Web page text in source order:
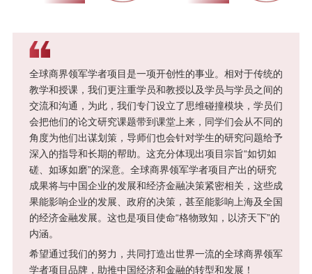
全球商界领军学者项目是一项开创性的事业。相对于传统的
教学和授课，我们更注重学员和教授以及学员与学员之间的
交流和沟通，为此，我们专门设立了思维碰撞模块，学员们
会把他们的论文研究课题带到课堂上来，同学们会从不同的
角度为他们出谋划策，导师们也会针对学生的研究问题给予
深入的指导和长期的帮助。这充分体现出项目宗旨“如切如
磋、如琢如磨”的深意。全球商界领军学者项目产出的研究
成果将与中国企业的发展和经济金融决策紧密相关，这些成
果能影响企业的发展、政府的决策，甚至能影响上海及全国
的经济金融发展。这也是项目使命“格物致知，以济天下”的
内涵。
希望通过我们的努力，共同打造出世界一流的全球商界领军
学者项目品牌，助推中国经济和金融的转型和发展！
疫情冲击下的全球宏观形势 | “高金
E讲堂”第四期
“后疫情时代”的资本市场：价值、风
险与未来 | “高金E讲堂”第二期（可
回看）
左手战疫，右手复产：中国经济与
企业如何从“失序”到“有序” | “高金E
讲堂”首场直播